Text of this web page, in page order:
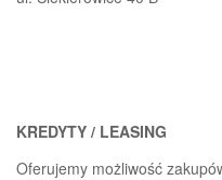
KREDYTY / LEASING
Oferujemy możliwość